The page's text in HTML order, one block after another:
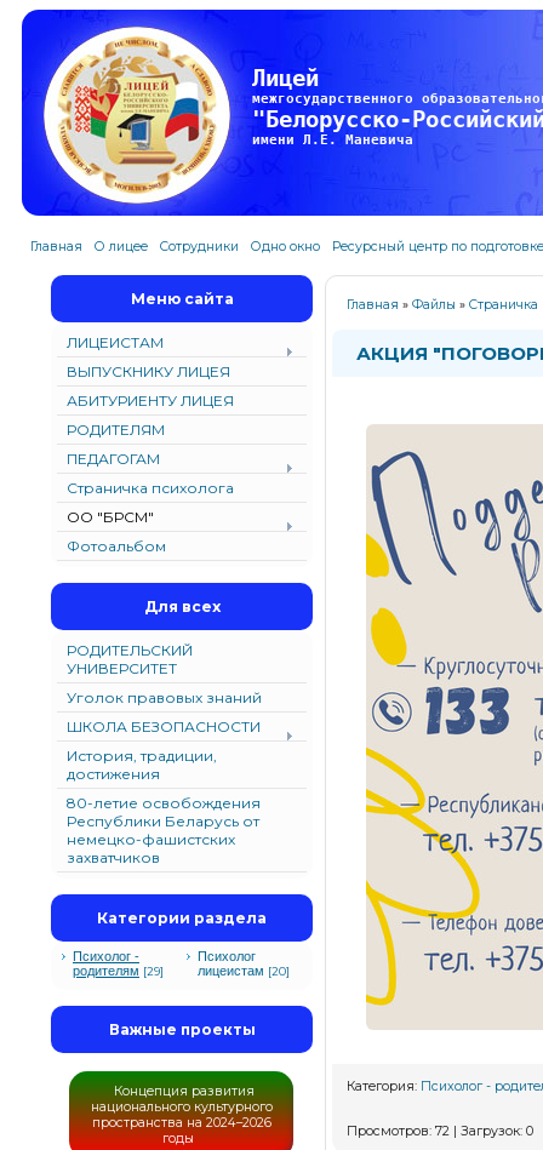
Лицей
межгосударственного
"Белорусско-
имени Л.Е. Маневича
Главная О лицее Сотрудники Одно окно Ресурсный центр по
Меню сайта
ЛИЦЕИСТАМ
ВЫПУСКНИКУ ЛИЦЕЯ
АБИТУРИЕНТУ ЛИЦЕЯ
РОДИТЕЛЯМ
ПЕДАГОГАМ
Страничка психолога
ОО "БРСМ"
Фотоальбом
Для всех
РОДИТЕЛЬСКИЙ
УНИВЕРСИТЕТ
Уголок правовых знаний
ШКОЛА БЕЗОПАСНОСТИ
История, традиции,
достижения
80-летие освобождения
Республики Беларусь от
немецко-фашистских
захватчиков
Категории раздела
Психолог -
родителям [29]
Психолог
лицеистам [20]
Важные проекты
Концепция развития
национального культурного
пространства на 2024–2026
годы
Главная » Файлы » Страничка
АКЦИЯ
Категория: Психолог -
Просмотров: 72 | Загрузок: 0